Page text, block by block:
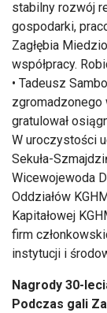
stabilny rozwój
gospodarki,
Zagłębia
współpracy.
• Tadeusz
zgromadzonego
gratulował
W uroczystości
Sekuła-
Wicewojewoda
Oddziałów
Kapitałowej
firm
instytucji i
Nagrody 30-
Podczas gali